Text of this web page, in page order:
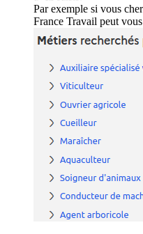
Par exemple si vous
France Travail peut